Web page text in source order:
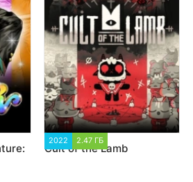
2022 2.47 ГБ
Cult of the Lamb